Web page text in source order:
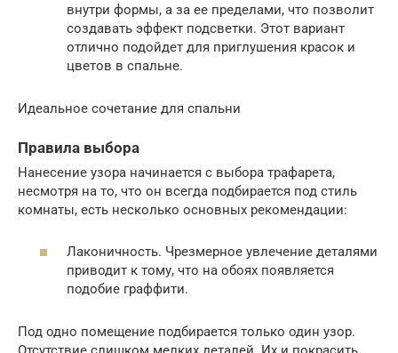
внутри формы, а за ее пределами, что позволит
создавать эффект подсветки. Этот вариант
отлично подойдет для приглушения красок и
цветов в спальне.
Идеальное сочетание для спальни
Правила выбора
Нанесение узора начинается с выбора трафарета,
несмотря на то, что он всегда подбирается под стиль
комнаты, есть несколько основных рекомендации:
Лаконичность. Чрезмерное увлечение деталями
приводит к тому, что на обоях появляется
подобие граффити.
Под одно помещение подбирается только один узор.